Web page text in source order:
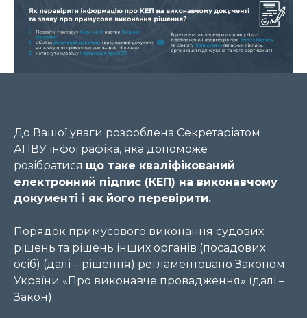
До Вашої уваги розроблена Секретаріатом
АПВУ інфографіка, яка допоможе
розібратися що таке кваліфікований
електронний підпис (КЕП) на виконавчому
документі і як його перевірити.
Порядок примусового виконання судових
рішень та рішень інших органів (посадових
осіб) (далі – рішення) регламентовано Законом
України «Про виконавче провадження» (далі –
Закон).